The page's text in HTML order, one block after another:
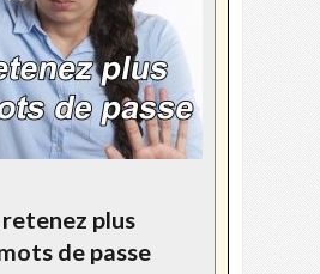
retenez plus
de passe